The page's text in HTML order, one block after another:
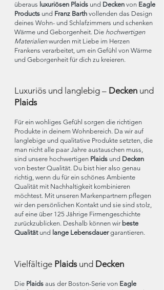
überaus luxuriösen Plaids und Decken von Eagle
Products und Franz Barth vollenden das Design
deines Wohn- und Schlafzimmers und schenken
Wärme und Geborgenheit. Die hochwertigen
Materialienwurden mit Liebe im Herzen
Frankens verarbeitet, um ein Gefühl von Wärme
und Geborgenheit für dich zu kreieren.
Luxuriös und langlebig – Decken und
Plaids
Für ein wohliges Gefühl sorgen die richtigen
Produkte in deinem Wohnbereich. Da wir auf
langlebige und qualitative Produkte setzten, die
man nicht alle paar Jahre austauschen muss,
sind unsere hochwertigen Plaids und Decken
von bester Qualität. Du bist hier also genau
richtig, wenn du für ein schönes Ambiente
Qualität mit Nachhaltigkeit kombinieren
möchtest. Mit unseren Markenpartnern pflegen
wir den persönlichen Kontakt und sie sind stolz,
auf eine über 125 Jährige Firmengeschichte
zurückzublicken. Deshalb können wir beste
Qualitätund lange Lebensdauergarantieren.
Vielfältige Plaidsund Decken
Die Plaids aus der Boston-Serie von Eagle